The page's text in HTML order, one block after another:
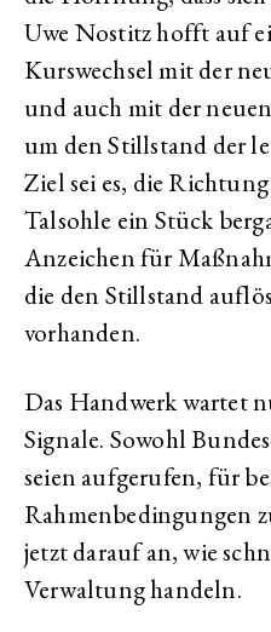
Uwe Nostitz hofft auf
Kurswechsel mit der
und auch mit der
um den Stillstand der
Ziel sei es, die
Talsohle ein Stück
Anzeichen für
die den Stillstand
vorhanden.
Das Handwerk wartet
Signale. Sowohl
seien aufgerufen, für
Rahmenbedingungen
jetzt darauf an, wie
Verwaltung handeln.